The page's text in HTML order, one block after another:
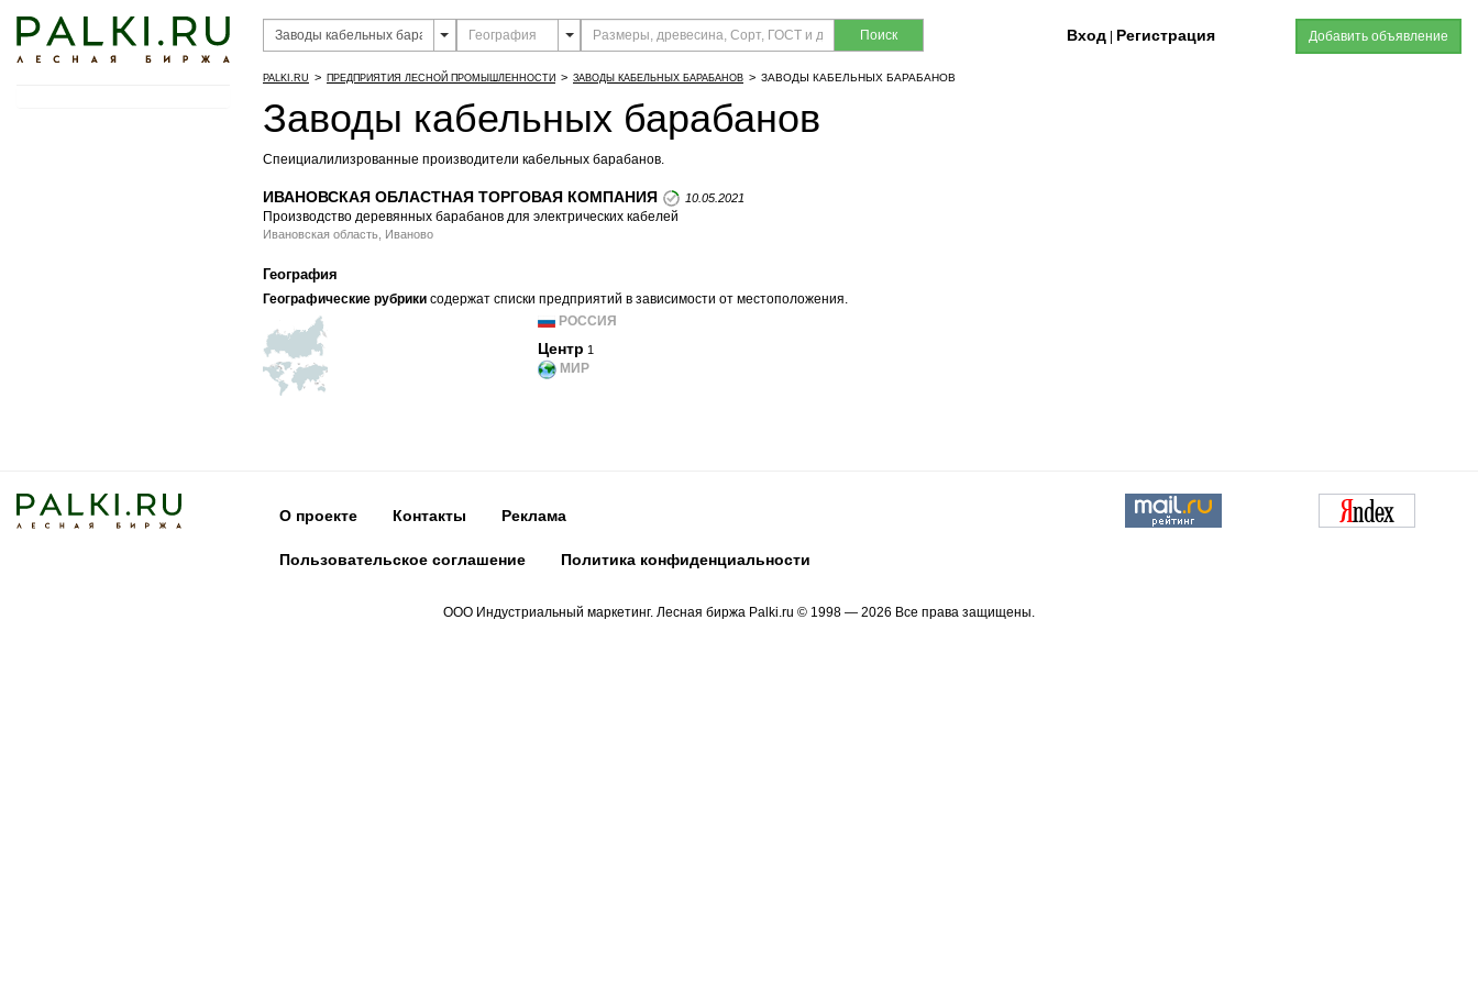
Поиск Вход Регистрация Добавить объявление
PALKI.RU > ПРЕДПРИЯТИЯ ЛЕСНОЙ ПРОМЫШЛЕННОСТИ > ЗАВОДЫ КАБЕЛЬНЫХ БАРАБАНОВ > ЗАВОДЫ КАБЕЛЬНЫХ БАРАБАНОВ
Заводы кабельных барабанов
Спеициалилизрованные производители кабельных барабанов.
ИВАНОВСКАЯ ОБЛАСТНАЯ ТОРГОВАЯ КОМПАНИЯ 10.05.2021
Производство деревянных барабанов для электрических кабелей
Ивановская область, Иваново
География
Географические рубрики содержат списки предприятий в зависимости от местоположения.
РОССИЯ
Центр 1
МИР
О проекте Контакты Реклама
Пользовательское соглашение Политика конфиденциальности
ООО Индустриальный маркетинг. Лесная биржа Palki.ru © 1998 — 2026 Все права защищены.